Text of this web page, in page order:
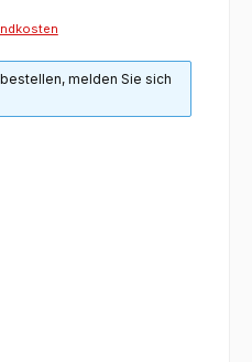
melden Sie sich